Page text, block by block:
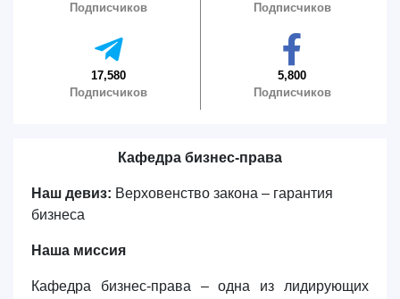
Подписчиков
Подписчиков
17,580
Подписчиков
5,800
Подписчиков
Кафедра бизнес-права
Наш девиз: Верховенство закона – гарантия
бизнеса
Наша миссия
Кафедра бизнес-права –одна из лидирующих